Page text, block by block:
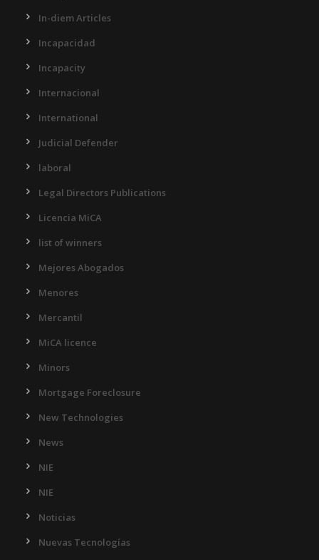
In-diem Articles
Incapacidad
Incapacity
Internacional
International
Judicial Defender
laboral
Legal Directors Publications
Licencia MiCA
list of winners
Mejores Abogados
Menores
Mercantil
MiCA licence
Minors
Mortgage Foreclosure
New Technologies
News
NIE
NIE
Noticias
Nuevas Tecnologías